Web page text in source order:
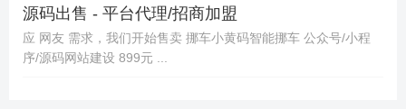
源码出售 - 平台代理/招商加盟
应 网友 需求，我们开始售卖 挪车小黄码智能挪车 公众号/小程
序/源码网站建设 899元 ...